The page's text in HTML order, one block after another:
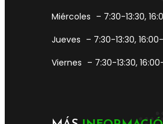
Miércoles – 7:30-13:30,
Jueves – 7:30-13:30,
Viernes – 7:30-13:30,